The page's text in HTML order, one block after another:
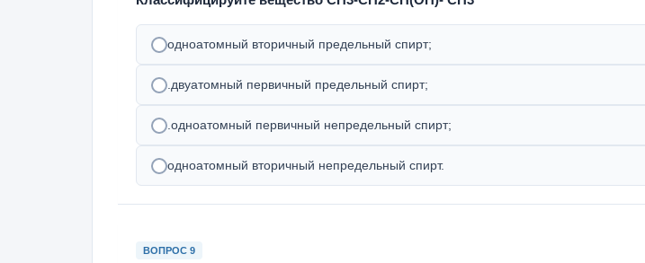
одноатомный вторичный предельный спирт;
.двуатомный первичный предельный спирт;
.одноатомный первичный непредельный спирт;
одноатомный вторичный непредельный спирт.
ВОПРОС 9